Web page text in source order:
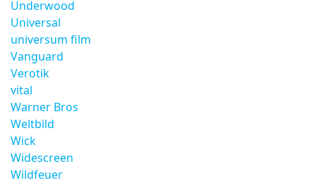
Underwood
Universal
universum film
Vanguard
Verotik
vital
Warner Bros
Weltbild
Wick
Widescreen
Wildfeuer